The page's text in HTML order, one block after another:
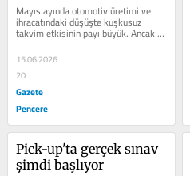
Mayıs ayında otomotiv üretimi ve
ihracatındaki düşüşte kuşkusuz
takvim etkisinin payı büyük. Ancak
asıl sorun, Türkiye'nin otomobil...
15.06.2026
20
Gazete
Pencere
Pick-up'ta gerçek sınav
şimdi başlıyor